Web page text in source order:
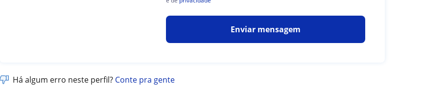
Enviar mensagem
Há algum erro neste perfil? Conte pra gente